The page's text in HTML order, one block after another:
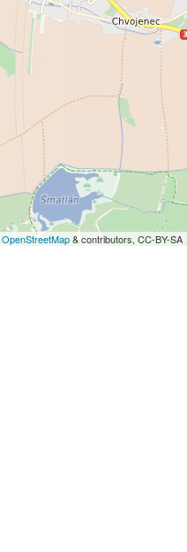
OpenStreetMap& contributors, CC-BY-SA